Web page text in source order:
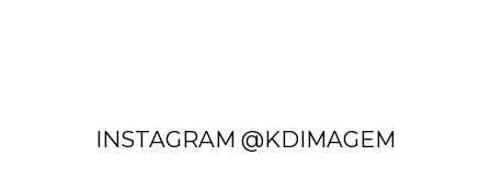
INSTAGRAM @KDIMAGEM